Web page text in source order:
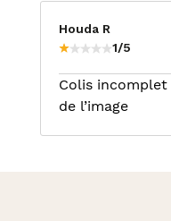
Houda R
1/5
Colis
de l’image